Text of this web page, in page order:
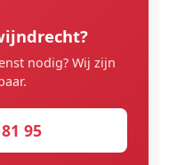
nodig? Wij zijn
95